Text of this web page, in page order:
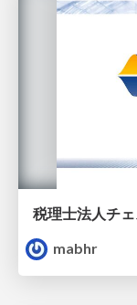
税理士法人チ
mabhr